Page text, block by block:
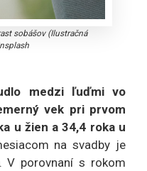
sobášov (Ilustračná
medzi ľuďmi vo
vek pri prvom
u žien a 34,4 roka u
na svadby je
V porovnaní s rokom